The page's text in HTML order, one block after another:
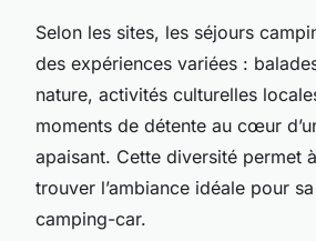
Selon les sites, les séjours
des expériences variées :
nature, activités culturelles
moments de détente au cœur
apaisant. Cette diversité permet
trouver l’ambiance idéale pour
camping-car.